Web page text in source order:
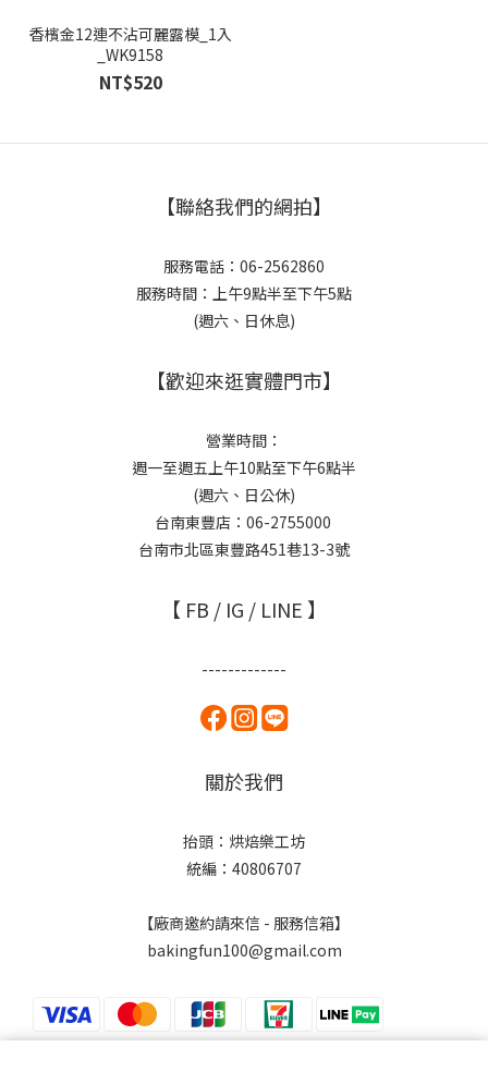
香檳金12連不沾可麗露模_1入
_WK9158
NT$520
【聯絡我們的網拍】
服務電話：06-2562860
服務時間：上午9點半至下午5點
(週六、日休息)
【歡迎來逛實體門市】
營業時間：
週一至週五上午10點至下午6點半
(週六、日公休)
台南東豐店：06-2755000
台南市北區東豐路451巷13-3號
【 FB / IG / LINE 】
-------------
關於我們
抬頭：烘焙樂工坊
統編：40806707
【廠商邀約請來信 - 服務信箱】
bakingfun100@gmail.com